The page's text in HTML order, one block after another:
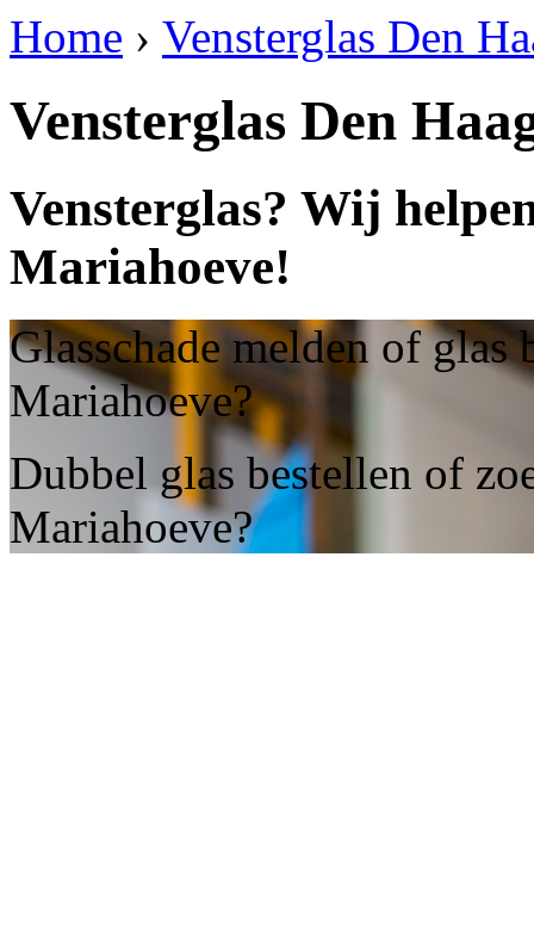
Home › Vensterglas Den
Vensterglas Den
Vensterglas? Wij
Mariahoeve!
Glasschade melden of glas
Mariahoeve?
Dubbel glas bestellen of
Mariahoeve?